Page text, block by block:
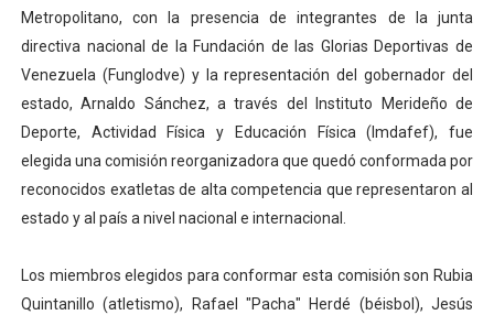
Dictan MasterClass en el marco del Encuentro LAGO
Campo Elías avanza con plan de asfaltado
Encuentro estadal fortalece la coordinación de
Gobernador Arnaldo Sánchez apadrina a más de 993
Plan Quirúrgico Regional llega a Pueblo Llano con la
Metropolitano, con la presencia de integrantes de la junta
directiva nacional de la Fundación de las Glorias Deportivas de
Venezuela (Funglodve) y la representación del gobernador del
estado, Arnaldo Sánchez, a través del Instituto Merideño de
Deporte, Actividad Física y Educación Física (Imdafef), fue
elegida una comisión reorganizadora que quedó conformada por
reconocidos exatletas de alta competencia que representaron al
estado y al país a nivel nacional e internacional.
Los miembros elegidos para conformar esta comisión son Rubia
Quintanillo (atletismo), Rafael "Pacha" Herdé (béisbol), Jesús